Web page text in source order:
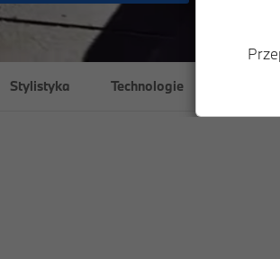
Stylistyka Technologie